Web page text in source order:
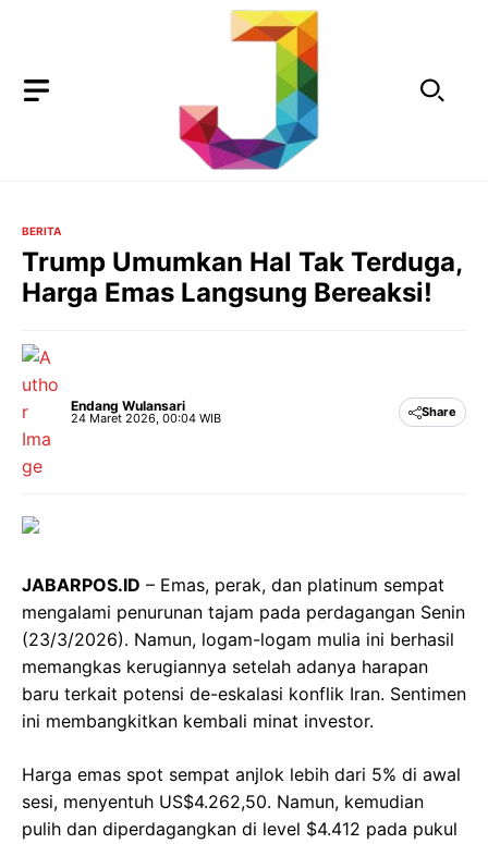
BERITA
Trump Umumkan Hal Tak Terduga,
Harga Emas Langsung Bereaksi!
Endang Wulansari
24 Maret 2026, 00:04 WIB Share
JABARPOS.ID – Emas, perak, dan platinum sempat
mengalami penurunan tajam pada perdagangan Senin
(23/3/2026). Namun, logam-logam mulia ini berhasil
memangkas kerugiannya setelah adanya harapan
baru terkait potensi de-eskalasi konflik Iran. Sentimen
ini membangkitkan kembali minat investor.
Harga emas spot sempat anjlok lebih dari 5% di awal
sesi, menyentuh US$4.262,50. Namun, kemudian
pulih dan diperdagangkan di level $4.412 pada pukul